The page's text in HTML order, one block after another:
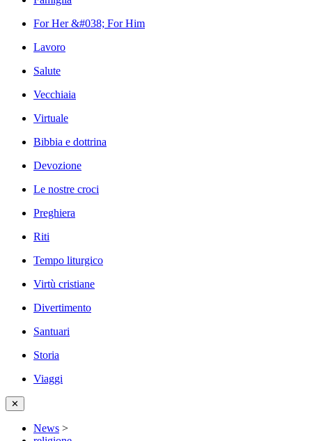
For Her &#038; For Him
Lavoro
Salute
Vecchiaia
Virtuale
Bibbia e dottrina
Devozione
Le nostre croci
Preghiera
Riti
Tempo liturgico
Virtù cristiane
Divertimento
Santuari
Storia
Viaggi
✕
News >